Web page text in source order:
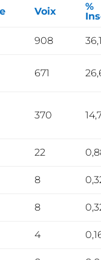
Voix
%
908
671
370
22
8
8
4